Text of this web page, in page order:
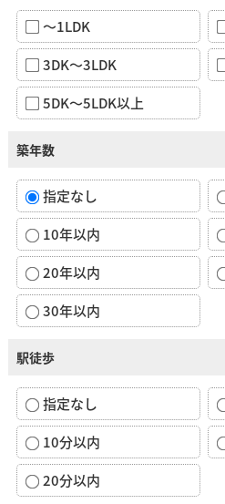
～1LDK
3DK～3LDK
5DK～5LDK以上
築年数
指定なし
10年以内
20年以内
30年以内
駅徒歩
指定なし
10分以内
20分以内